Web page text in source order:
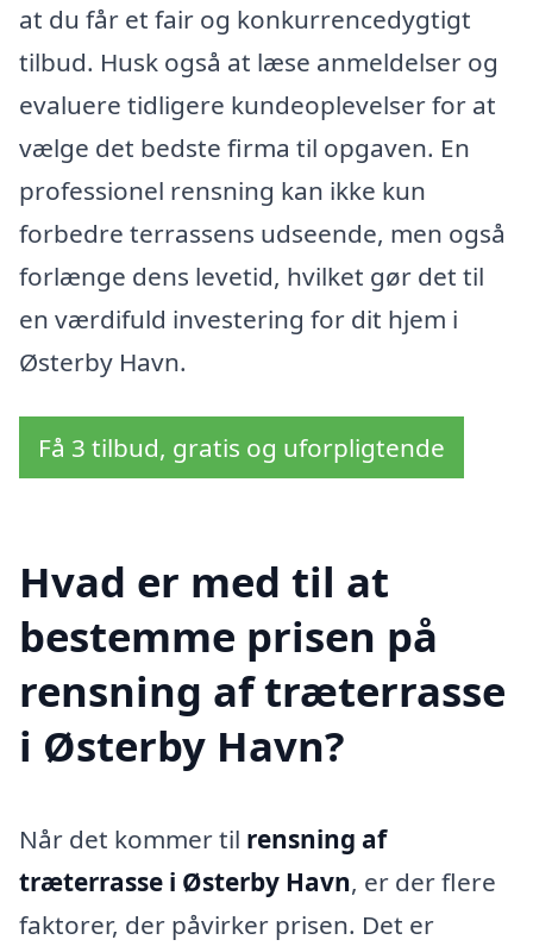
at du får et fair og konkurrencedygtigt
tilbud. Husk også at læse anmeldelser og
evaluere tidligere kundeoplevelser for at
vælge det bedste firma til opgaven. En
professionel rensning kan ikke kun
forbedre terrassens udseende, men også
forlænge dens levetid, hvilket gør det til
en værdifuld investering for dit hjem i
Østerby Havn.
Få 3 tilbud, gratis og uforpligtende
Hvad er med til at
bestemme prisen på
rensning af træterrasse
i Østerby Havn?
Når det kommer til rensning af
træterrasse i Østerby Havn, er der flere
faktorer, der påvirker prisen. Det er